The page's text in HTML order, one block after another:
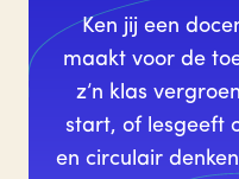
Ken jij een
maakt voor de
z’n klas
start, of lesgeeft
en circulair